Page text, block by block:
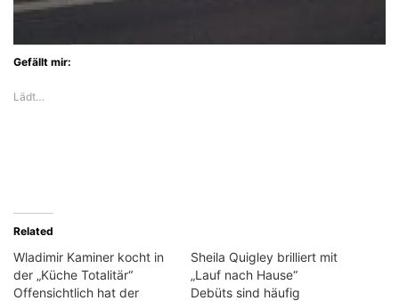
Gefällt mir:
Lädt…
Related
Wladimir Kaminer kocht in
der „Küche Totalitär“
Offensichtlich hat der
Sheila Quigley brilliert mit
„Lauf nach Hause“
Debüts sind häufig